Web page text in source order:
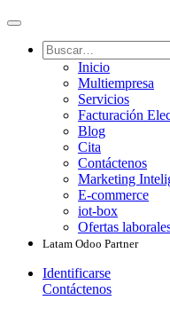
Inicio
Multiempresa
Servicios
Facturación
Blog
Cita
Contáctenos
Marketing
E-commerce
iot-box
Ofertas
Latam Odoo Partner
Identificarse
Contáctenos